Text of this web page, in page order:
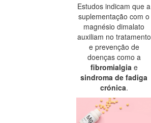
Estudos indicam que a
suplementação com o
magnésio dimalato
auxiliam no tratamento
e prevenção de
doenças como a
fibromialgia e
sindroma de fadiga
crónica.